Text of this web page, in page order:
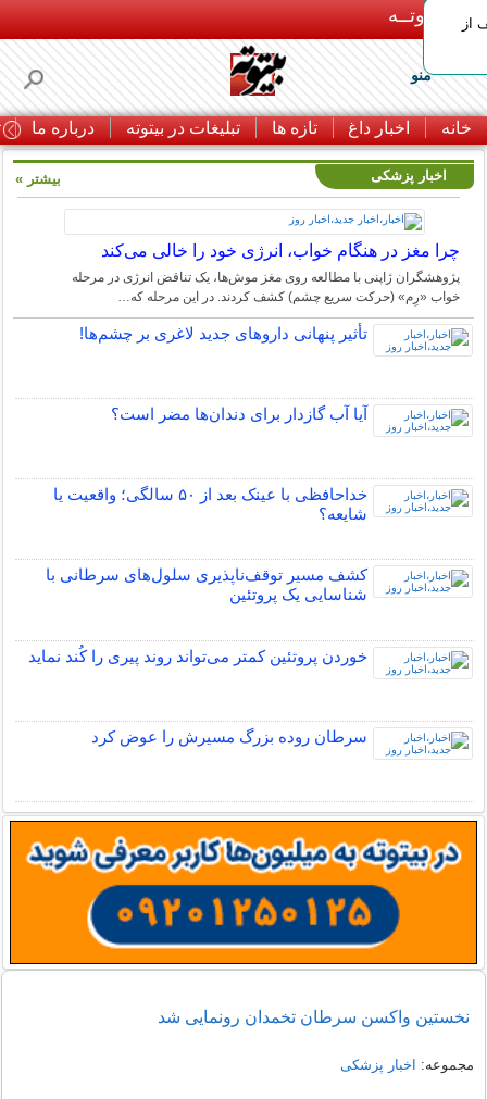
بـیتوتــه
منو
خانه اخبار داغ تازه ها تبلیغات در بیتوته درباره ما
تخفیف از
اخبار پزشکی
چرا مغز در هنگام خواب، انرژی خود را خالی می‌کند
پژوهشگران ژاپنی با مطالعه روی مغز موش‌ها، یک تناقض انرژی در مرحله
خواب «رِم» (حرکت سریع چشم) کشف کردند. در این مرحله که…
تأثیر پنهانی داروهای جدید لاغری بر چشم‌ها!
آیا آب گازدار برای دندان‌ها مضر است؟
خداحافظی با عینک بعد از ۵۰ سالگی؛ واقعیت یا
شایعه؟
کشف مسیر توقف‌ناپذیری سلول‌های سرطانی با
شناسایی یک پروتئین
خوردن پروتئین کمتر می‌تواند روند پیری را کُند نماید
سرطان روده بزرگ مسیرش را عوض کرد
بیشتر »
نخستین واکسن سرطان تخمدان رونمایی شد
مجموعه: اخبار پزشکی